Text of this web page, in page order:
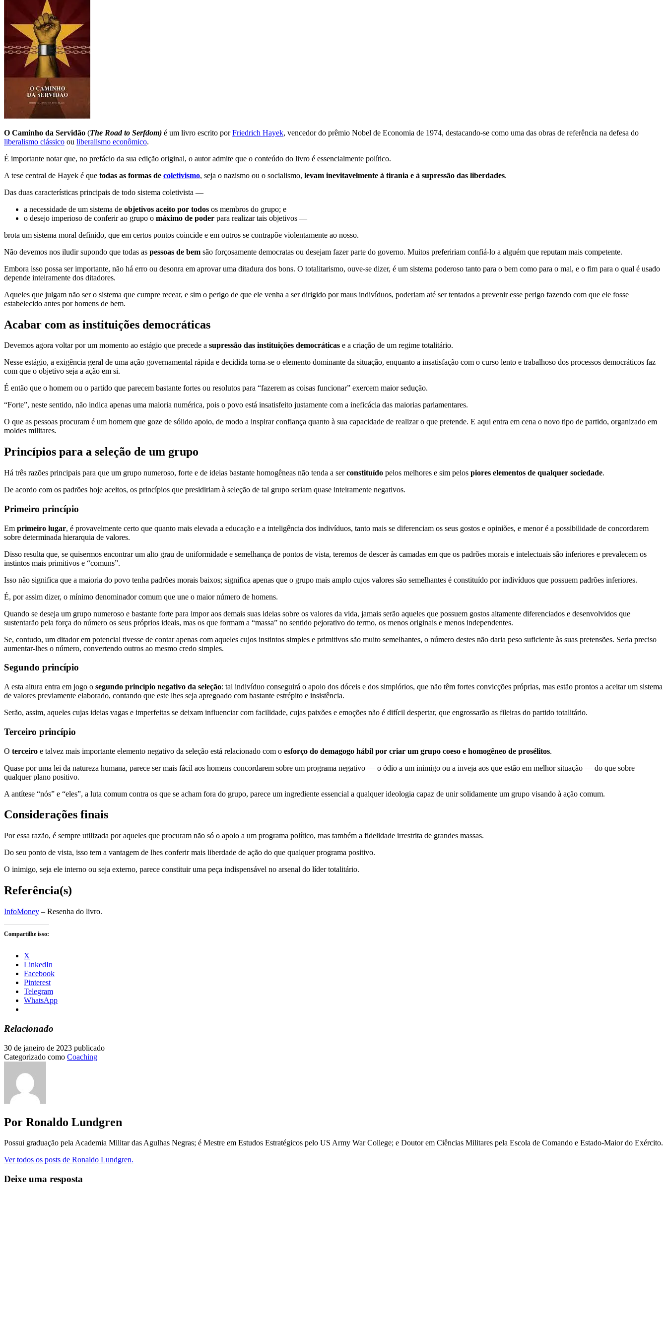
O Caminho da Servidão (The Road to Serfdom) é um livro escrito porFriedrich Hayek, vencedor do prêmio Nobel de Economia de 1974, destacando-se como uma das obras de referência na defesa do
liberalismo clássico ou liberalismo econômico.
É importante notar que, no prefácio da sua edição original, o autor admite que o conteúdo do livro é essencialmente político.
A tese central de Hayek é que todas as formas de coletivismo, seja o nazismo ou o socialismo, levam inevitavelmente à tirania e à supressão das liberdades.
Das duas características principais de todo sistema coletivista —
a necessidade de um sistema de objetivos aceito por todos os membros do grupo; e
o desejo imperioso de conferir ao grupo o máximo de poder para realizar tais objetivos —
brota um sistema moral definido, que em certos pontos coincide e em outros se contrapõe violentamente ao nosso.
Não devemos nos iludir supondo que todas as pessoas de bem são forçosamente democratas ou desejam fazer parte do governo. Muitos prefeririam confiá-lo a alguém que reputam mais competente.
Embora isso possa ser importante, não há erro ou desonra em aprovar uma ditadura dos bons. O totalitarismo, ouve-se dizer, é um sistema poderoso tanto para o bem como para o mal, e o fim para o qual é usado
depende inteiramente dos ditadores.
Aqueles que julgam não ser o sistema que cumpre recear, e sim o perigo de que ele venha a ser dirigido por maus indivíduos, poderiam até ser tentados a prevenir esse perigo fazendo com que ele fosse
estabelecido antes por homens de bem.
Acabar com as instituições democráticas
Devemos agora voltar por um momento ao estágio que precede a supressão das instituições democráticas e a criação de um regime totalitário.
Nesse estágio, a exigência geral de uma ação governamental rápida e decidida torna-se o elemento dominante da situação, enquanto a insatisfação com o curso lento e trabalhoso dos processos democráticos faz
com que o objetivo seja a ação em si.
É então que o homem ou o partido que parecem bastante fortes ou resolutos para “fazerem as coisas funcionar” exercem maior sedução.
“Forte”, neste sentido, não indica apenas uma maioria numérica, pois o povo está insatisfeito justamente com a ineficácia das maiorias parlamentares.
O que as pessoas procuram é um homem que goze de sólido apoio, de modo a inspirar confiança quanto à sua capacidade de realizar o que pretende. E aqui entra em cena o novo tipo de partido, organizado em
moldes militares.
Princípios para a seleção de um grupo
Há três razões principais para que um grupo numeroso, forte e de ideias bastante homogêneas não tenda a serconstituído pelos melhores e sim pelos piores elementos de qualquer sociedade.
De acordo com os padrões hoje aceitos, os princípios que presidiriam à seleção de tal grupo seriam quase inteiramente negativos.
Primeiro princípio
Em primeiro lugar, é provavelmente certo que quanto mais elevada a educação e a inteligência dos indivíduos, tanto mais se diferenciam os seus gostos e opiniões, e menor é a possibilidade de concordarem
sobre determinada hierarquia de valores.
Disso resulta que, se quisermos encontrar um alto grau de uniformidade e semelhança de pontos de vista, teremos de descer às camadas em que os padrões morais e intelectuais são inferiores e prevalecem os
instintos mais primitivos e “comuns”.
Isso não significa que a maioria do povo tenha padrões morais baixos; significa apenas que o grupo mais amplo cujos valores são semelhantes é constituído por indivíduos que possuem padrões inferiores.
É, por assim dizer, o mínimo denominador comum que une o maior número de homens.
Quando se deseja um grupo numeroso e bastante forte para impor aos demais suas ideias sobre os valores da vida, jamais serão aqueles que possuem gostos altamente diferenciados e desenvolvidos que
sustentarão pela força do número os seus próprios ideais, mas os que formam a “massa” no sentido pejorativo do termo, os menos originais e menos independentes.
Se, contudo, um ditador em potencial tivesse de contar apenas com aqueles cujos instintos simples e primitivos são muito semelhantes, o número destes não daria peso suficiente às suas pretensões. Seria preciso
aumentar-lhes o número, convertendo outros ao mesmo credo simples.
Segundo princípio
A esta altura entra em jogo o segundo princípio negativo da seleção: tal indivíduo conseguirá o apoio dos dóceis e dos simplórios, que não têm fortes convicções próprias, mas estão prontos a aceitar um sistema
de valores previamente elaborado, contando que este lhes seja apregoado com bastante estrépito e insistência.
Serão, assim, aqueles cujas ideias vagas e imperfeitas se deixam influenciar com facilidade, cujas paixões e emoções não é difícil despertar, que engrossarão as fileiras do partido totalitário.
Terceiro princípio
O terceiro e talvez mais importante elemento negativo da seleção está relacionado com o esforço do demagogo hábil por criar um grupo coeso e homogêneo de prosélitos.
Quase por uma lei da natureza humana, parece ser mais fácil aos homens concordarem sobre um programa negativo — o ódio a um inimigo ou a inveja aos que estão em melhor situação — do que sobre
qualquer plano positivo.
A antítese “nós” e “eles”, a luta comum contra os que se acham fora do grupo, parece um ingrediente essencial a qualquer ideologia capaz de unir solidamente um grupo visando à ação comum.
Considerações finais
Por essa razão, é sempre utilizada por aqueles que procuram não só o apoio a um programa político, mas também a fidelidade irrestrita de grandes massas.
Do seu ponto de vista, isso tem a vantagem de lhes conferir mais liberdade de ação do que qualquer programa positivo.
O inimigo, seja ele interno ou seja externo, parece constituir uma peça indispensável no arsenal do líder totalitário.
Referência(s)
InfoMoney – Resenha do livro.
Compartilhe isso:
X
LinkedIn
Facebook
Pinterest
Telegram
WhatsApp
Relacionado
30 de janeiro de 2023 publicado
Categorizado como Coaching
Por Ronaldo Lundgren
Possui graduação pela Academia Militar das Agulhas Negras; é Mestre em Estudos Estratégicos pelo US Army War College; e Doutor em Ciências Militares pela Escola de Comando e Estado-Maior do Exército.
Ver todos os posts de Ronaldo Lundgren.
Deixe uma resposta